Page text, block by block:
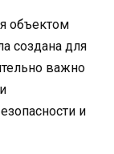
объектом
создана для
важно
и